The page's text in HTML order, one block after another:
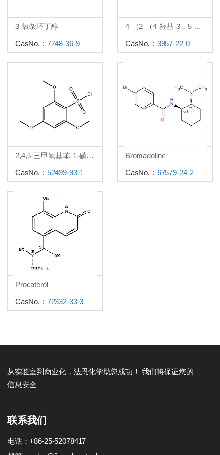
3-氧杂环丁醇
CasNo.： 7748-36-9
4-（2-（4-羟基-3，5-二（羟甲基）苯基）丙-2-基）-2，6-二（羟甲基）苯酚
CasNo.： 3957-22-0
2,4,6-三甲氧基苯-1-磺酰氯
CasNo.： 52499-93-1
Bromadoline
CasNo.： 67579-24-2
Procaterol
CasNo.： 72332-33-3
从实验室到商业化，法恩化学助您成功！ 我们将保证您的
信息安全
联系我们
电话：+86-25-52078417